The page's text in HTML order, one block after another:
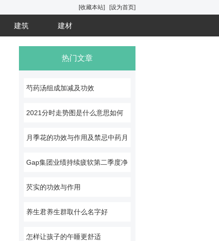
[收藏本站] [设为首页]
建筑 建材
热门文章
芍药汤组成加减及功效
2021分时走势图是什么意思如何
月季花的功效与作用及禁忌中药月
Gap集团业绩持续疲软第二季度净
芡实的功效与作用
养生君养生群取什么名字好
怎样让孩子的午睡更舒适